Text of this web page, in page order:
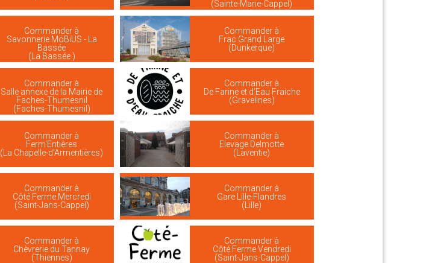
(Sainte-Marie-Cappel)
Commander à
Savonnerie MöBiUS - La
Bassée
(La Bassée )
Commander à
Frac Grand Large
(Dunkerque)
Commander à
Salle annexe de la Mairie de
Faches-Thumesnil
(Faches-Thumesnil)
Commander à
De Farine et d'Eau Fraiche
(Gravelines)
Commander à
Ferm'Entières
(La Chapelle-d'Armentières)
Commander à
Elevage Delmotte
(Laventie)
Commander à
Côté Ferme Mercredi
(Saint-Jans-Cappel)
Commander à
Gare Lille-Flandres
(Lille)
Commander à
Chèvrerie du Tannay
(Thiennes)
Commander à
Côté Ferme Vendredi
(Saint-Jans-Cappel)